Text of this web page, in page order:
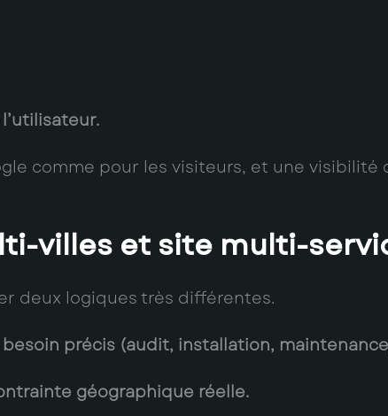
comme pour les visiteurs, et une
villes et site multi-
deux logiques très différentes.
précis (audit, installation,
géographique réelle.